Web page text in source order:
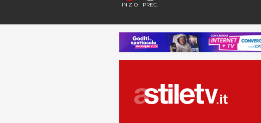
INIZIO PREC.